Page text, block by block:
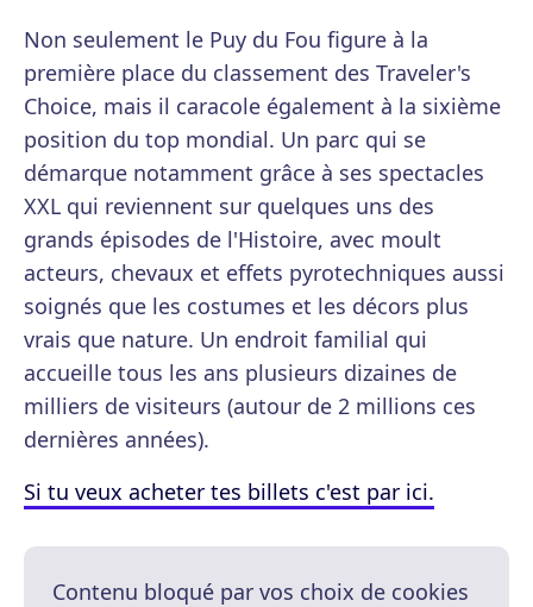
Non seulement le Puy du Fou figure à la
première place du classement des Traveler's
Choice, mais il caracole également à la sixième
position du top mondial. Un parc qui se
démarque notamment grâce à ses spectacles
XXL qui reviennent sur quelques uns des
grands épisodes de l'Histoire, avec moult
acteurs, chevaux et effets pyrotechniques aussi
soignés que les costumes et les décors plus
vrais que nature. Un endroit familial qui
accueille tous les ans plusieurs dizaines de
milliers de visiteurs (autour de 2 millions ces
dernières années).
Si tu veux acheter tes billets c'est par ici.
Contenu bloqué par vos choix de cookies